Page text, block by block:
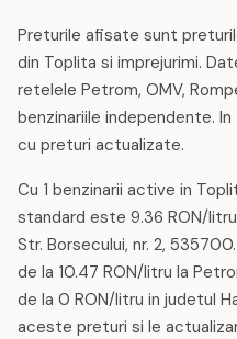
Preturile afisate sunt
din Toplita si imprejurimi.
retelele Petrom, OMV,
benzinariile independente.
cu preturi actualizate.
Cu 1 benzinarii active in
standard este 9.36 RON/
Str. Borsecului, nr. 2,
de la 10.47 RON/litru la
de la 0 RON/litru in judetul
aceste preturi si le